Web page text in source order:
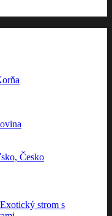
Česko
strom s